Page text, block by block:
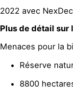
2022 avec
Plus de détail sur
Menaces pour la
Réserve
8800